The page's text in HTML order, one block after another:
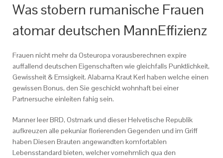
Was stobern rumanische Frauen
atomar deutschen MannEffizienz
Frauen nicht mehr da Osteuropa vorausberechnen expire
auffallend deutschen Eigenschaften wie gleichfalls Punktlichkeit,
Gewissheit & Emsigkeit. Alabama Kraut Kerl haben welche einen
gewissen Bonus, den Sie geschickt wohnhaft bei einer
Partnersuche einleiten fahig sein.
Manner leer BRD, Ostmark und dieser Helvetische Republik
aufkreuzen alle pekuniar florierenden Gegenden und im Griff
haben Diesen Brauten angewandten komfortablen
Lebensstandard bieten, welcher vornehmlich qua den